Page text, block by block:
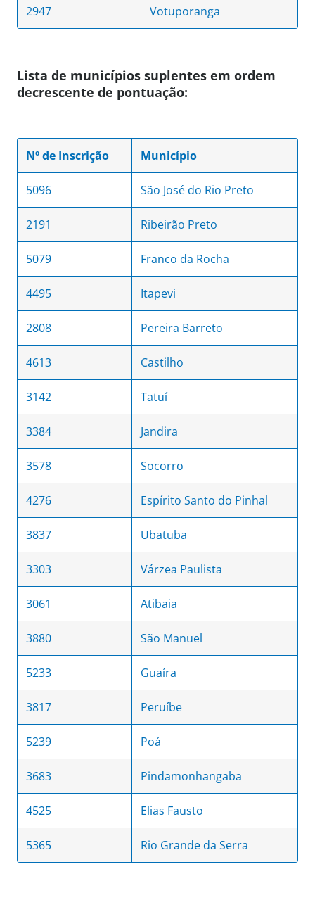
2947 Votuporanga
Lista de municípios suplentes em ordem
decrescente de pontuação:
Nº de Inscrição Município
5096 São José do Rio Preto
2191 Ribeirão Preto
5079 Franco da Rocha
4495 Itapevi
2808 Pereira Barreto
4613 Castilho
3142 Tatuí
3384 Jandira
3578 Socorro
4276 Espírito Santo do Pinhal
3837 Ubatuba
3303 Várzea Paulista
3061 Atibaia
3880 São Manuel
5233 Guaíra
3817 Peruíbe
5239 Poá
3683 Pindamonhangaba
4525 Elias Fausto
5365 Rio Grande da Serra